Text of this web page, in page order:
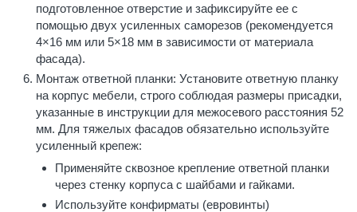
подготовленное отверстие и зафиксируйте ее с
помощью двух усиленных саморезов (рекомендуется
4×16 мм или 5×18 мм в зависимости от материала
фасада).
Монтаж ответной планки: Установите ответную планку
на корпус мебели, строго соблюдая размеры присадки,
указанные в инструкции для межосевого расстояния 52
мм. Для тяжелых фасадов обязательно используйте
усиленный крепеж:
Применяйте сквозное крепление ответной планки
через стенку корпуса с шайбами и гайками.
Используйте конфирматы (евровинты)